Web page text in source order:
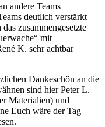
andere Teams
deutlich verstärkt
zusammengesetzte
mit
K. sehr achtbar
Dankeschön an die
sind hier Peter L.
Materialien) und
Euch wäre der Tag